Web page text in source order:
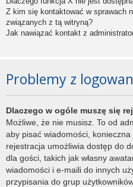
Z kim się kontaktować w sprawach
związanych z tą witryną?
Jak nawiązać kontakt z
Problemy z
Dlaczego w ogóle muszę się
Możliwe, że nie musisz. To od
aby pisać wiadomości,
rejestracja umożliwia dostęp do
dla gości, takich jak własny
wiadomości i e-maili do innych
przypisania do grup